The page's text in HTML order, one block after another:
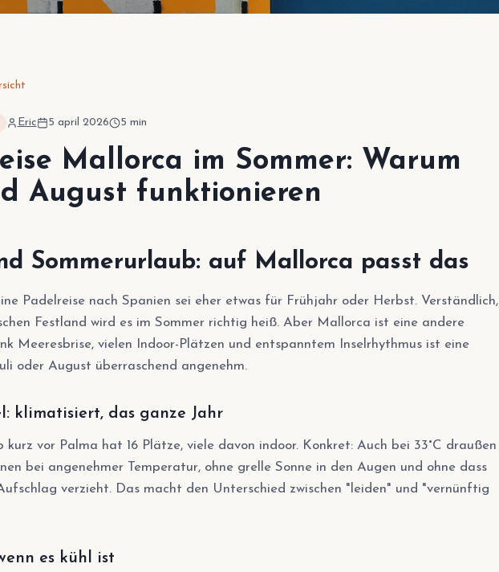
Eric 5 april 2026 5 min
Mallorca im Sommer: Warum
August funktionieren
Sommerurlaub: auf Mallorca passt das
Padelreise nach Spanien sei eher etwas für Frühjahr oder Herbst. Verständlich,
Festland wird es im Sommer richtig heiß. Aber Mallorca ist eine andere
Meeresbrise, vielen Indoor-Plätzen und entspanntem Inselrhythmus ist eine
oder August überraschend angenehm.
klimatisiert, das ganze Jahr
kurz vor Palma hat 16 Plätze, viele davon indoor. Konkret: Auch bei 33°C draußen
bei angenehmer Temperatur, ohne grelle Sonne in den Augen und ohne dass
verzieht. Das macht den Unterschied zwischen "leiden" und "vernünftig
es kühl ist